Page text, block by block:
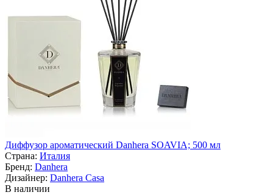
Диффузор ароматический Danhera SOAVIA; 500 мл
Страна: Италия
Бренд: Danhera
Дизайнер: Danhera Casa
В наличии